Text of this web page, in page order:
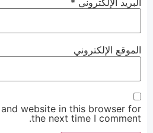
البريد الإلكتروني *
الموقع الإلكتروني
and website in this browser for
the next time I comment.